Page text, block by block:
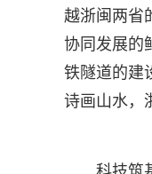
越浙闽两省
协同发展的
铁隧道的建
诗画山水，